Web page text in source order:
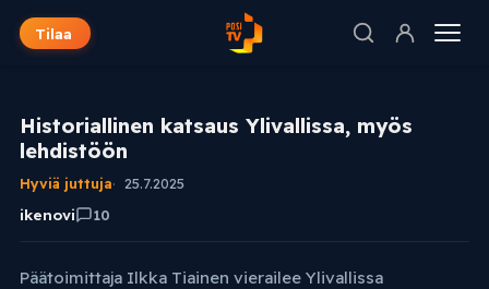
Tilaa
Historiallinen katsaus Ylivallissa, myös
lehdistöön
Hyviä juttuja 25.7.2025
ikenovi 10
Päätoimittaja Ilkka Tiainen vierailee Ylivallissa